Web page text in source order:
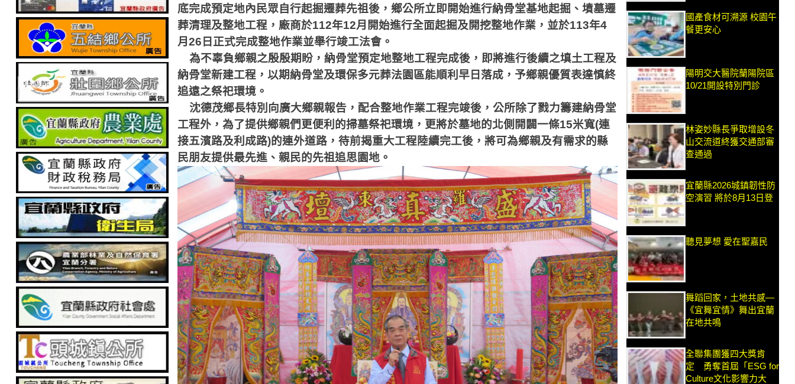
底完成預定地內民眾自行起掘遷葬先祖後，鄉公所立即開始進行納骨堂基地起掘、墳墓遷
葬清理及整地工程，廠商於112年12月開始進行全面起掘及開挖整地作業，並於113年4
月 26 日正式完成整地作業並舉行竣工法會。
為不辜負鄉親之殷殷期盼，納骨堂預定地整地工程完成後，即將進行後續之填土工程及
納骨堂新建工程，以期納骨堂及環保多元葬法園區能順利早日落成，予鄉親優質表達慎終
追遠之祭祀環境。
沈德茂鄉長特別向廣大鄉親報告，配合整地作業工程完竣後，公所除了戮力籌建納骨堂
工程外，為了提供鄉親們更便利的掃墓祭祀環境，更將於墓地的北側開闢一條15米寬(連
接五濱路及利成路)的連外道路，待前揭重大工程陸續完工後，將可為鄉親及有需求的縣
民朋友提供最先進、親民的先祖追思園地。
國產食材可溯源 校園午
餐更安心
陽明交大醫院蘭陽院區
10/21開設特別門診
林姿妙縣長爭取增設冬
山交流道終獲交通部審
查通過
宜蘭縣2026城鎮韌性防
空演習 將於8月13日登
聽見夢想 愛在聖嘉民
舞蹈回家，土地共感—
《宜舞宜情》舞出宜蘭
在地共鳴
全聯集團獲四大獎肯
定 勇奪首屆「ESG for
Culture文化影響力大